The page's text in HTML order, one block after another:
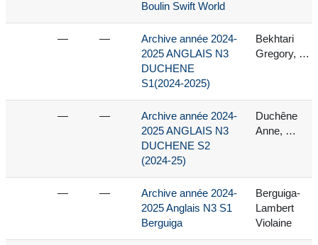
Boulin Swift World
— —
Archive année 2024-
2025 ANGLAIS N3
DUCHENE
S1(2024-2025)
Bekhtari
Gregory, …
— —
Archive année 2024-
2025 ANGLAIS N3
DUCHENE S2
(2024-25)
Duchêne
Anne, …
— —
Archive année 2024-
2025 Anglais N3 S1
Berguiga
Berguiga-
Lambert
Violaine